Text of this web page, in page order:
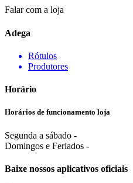
Falar com a loja
Adega
Rótulos
Produtores
Horário
Horários de funcionamento loja
Segunda a sábado -
Domingos e Feriados -
Baixe nossos aplicativos oficiais